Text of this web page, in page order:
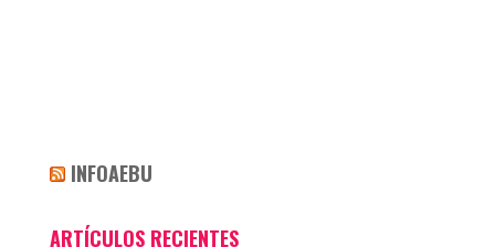
INFOAEBU
ARTÍCULOS RECIENTES